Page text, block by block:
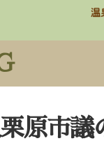
原市議